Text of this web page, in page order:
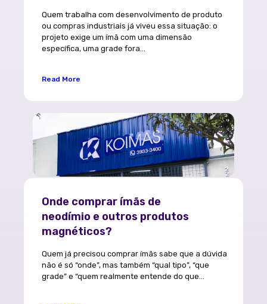
Quem trabalha com desenvolvimento de produto
ou compras industriais já viveu essa situação: o
projeto exige um ímã com uma dimensão
específica, uma grade fora...
Read More
Onde comprar ímãs de
neodímio e outros produtos
magnéticos?
Quem já precisou comprar ímãs sabe que a dúvida
não é só “onde”, mas também “qual tipo”, “que
grade” e “quem realmente entende do que...